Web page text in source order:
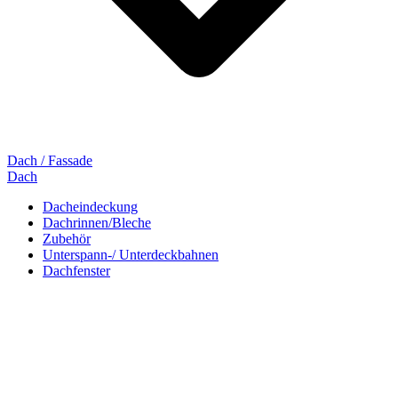
Dach / Fassade
Dach
Dacheindeckung
Dachrinnen/Bleche
Zubehör
Unterspann-/ Unterdeckbahnen
Dachfenster